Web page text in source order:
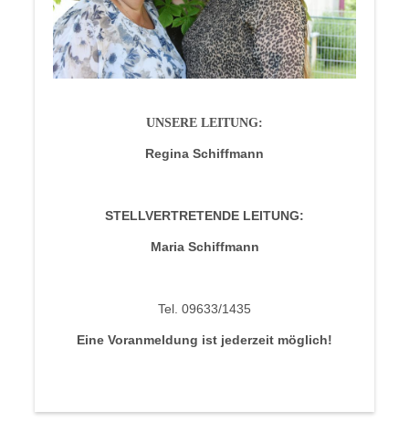
UNSERE LEITUNG:
Regina Schiffmann
STELLVERTRETENDE LEITUNG:
Maria Schiffmann
Tel. 09633/1435
Eine Voranmeldung ist jederzeit möglich!